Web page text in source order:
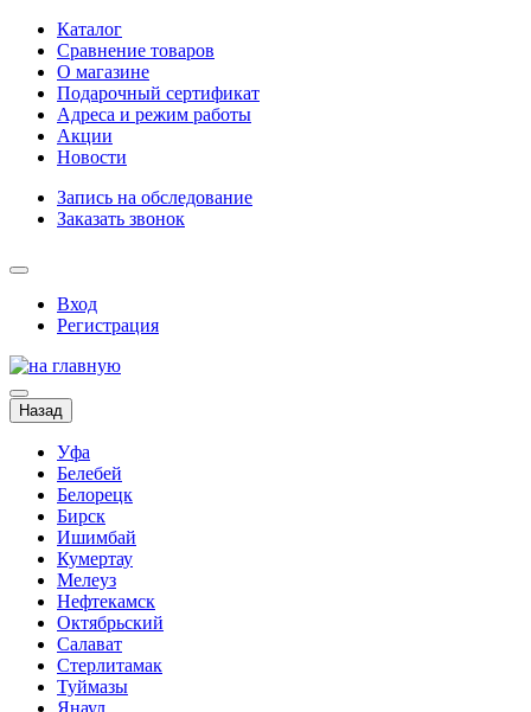
Каталог
Сравнение товаров
О магазине
Подарочный сертификат
Адреса и режим работы
Акции
Новости
Запись на обследование
Заказать звонок
Вход
Регистрация
Назад
Уфа
Белебей
Белорецк
Бирск
Ишимбай
Кумертау
Мелеуз
Нефтекамск
Октябрьский
Салават
Стерлитамак
Туймазы
Янаул